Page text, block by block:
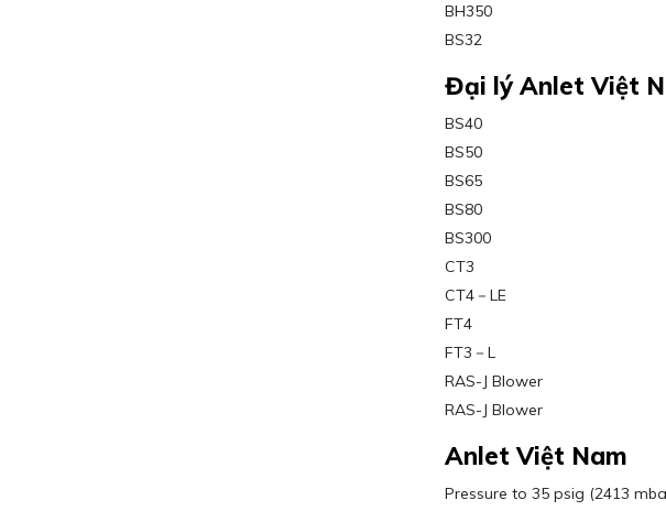
BH350
BS32
Đại lý Anlet Việt
BS40
BS50
BS65
BS80
BS300
CT3
CT4－LE
FT4
FT3－L
RAS-J Blower
RAS-J Blower
Anlet Việt Nam
Pressure to 35 psig (2413